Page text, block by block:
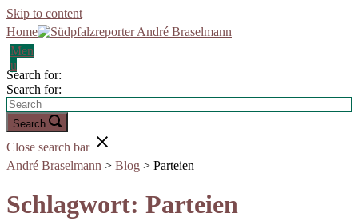
Skip to content
Home
Men
u
Search for:
Search for:
Search
Close search bar
André Braselmann > Blog > Parteien
Schlagwort: Parteien